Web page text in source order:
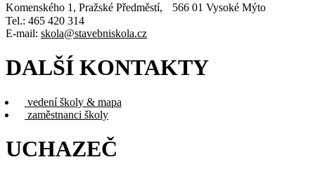
Komenského 1, Pražské Předměstí, 566 01 Vysoké Mýto
Tel.: 465 420 314
E-mail: skola@stavebniskola.cz
DALŠÍ KONTAKTY
vedení školy & mapa
zaměstnanci školy
UCHAZEČ